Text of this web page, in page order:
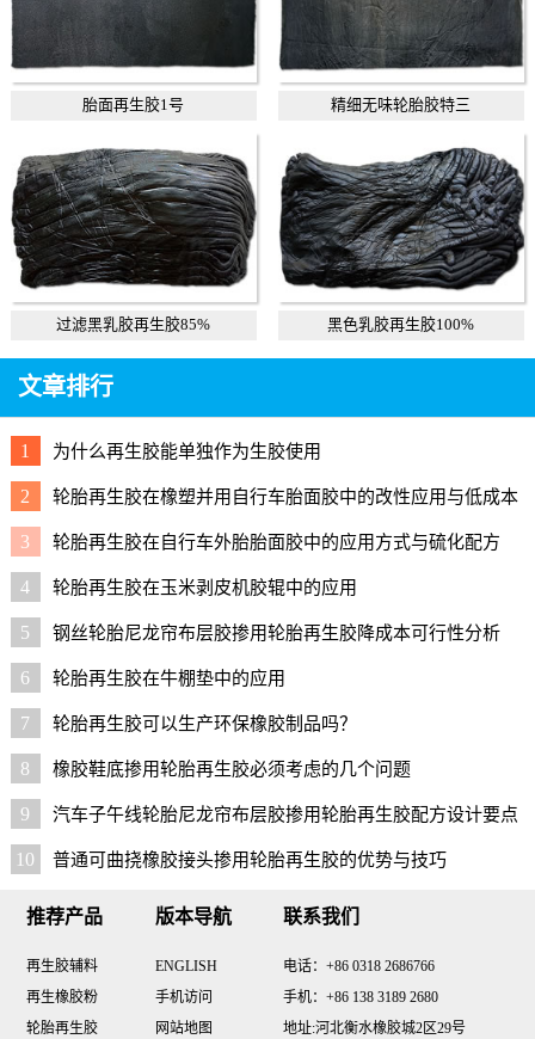
胎面再生胶1号 精细无味轮胎胶特三
过滤黑乳胶再生胶85% 黑色乳胶再生胶100%
文章排行
1 为什么再生胶能单独作为生胶使用
2
轮胎再生胶在橡塑并用自行车胎面胶中的改性应用与低成本
配方
3 轮胎再生胶在自行车外胎胎面胶中的应用方式与硫化配方
4 轮胎再生胶在玉米剥皮机胶辊中的应用
5 钢丝轮胎尼龙帘布层胶掺用轮胎再生胶降成本可行性分析
6 轮胎再生胶在牛棚垫中的应用
7 轮胎再生胶可以生产环保橡胶制品吗？
8 橡胶鞋底掺用轮胎再生胶必须考虑的几个问题
9
汽车子午线轮胎尼龙帘布层胶掺用轮胎再生胶配方设计要点
与实用配方
10 普通可曲挠橡胶接头掺用轮胎再生胶的优势与技巧
推荐产品
再生胶辅料
再生橡胶粉
轮胎再生胶
版本导航
ENGLISH
手机访问
网站地图
联系我们
电话：+86 0318 2686766
手机：+86 138 3189 2680
地址:河北衡水橡胶城2区29号